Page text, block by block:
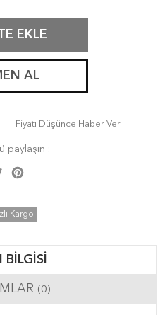
EKLE
AL
Fiyatı Düşünce Haber Ver
paylaşın :
Twitter
Kargo
BILGISI
(0)